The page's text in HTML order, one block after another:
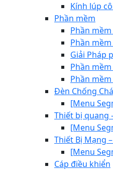
Kính lúp
Phần mềm
Phần
Phần
Giải Pháp
Phần
Phần
Đèn Chống
[Menu
Thiết bị quang
[Menu
Thiết Bị Mạng
[Menu
Cáp điều khiển